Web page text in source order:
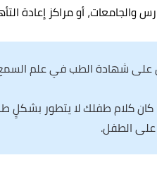
والجامعات، أو مراكز إعادة
على شهادة الطب في علم
كلام طفلك لا يتطور بشكلٍ
الطفل.